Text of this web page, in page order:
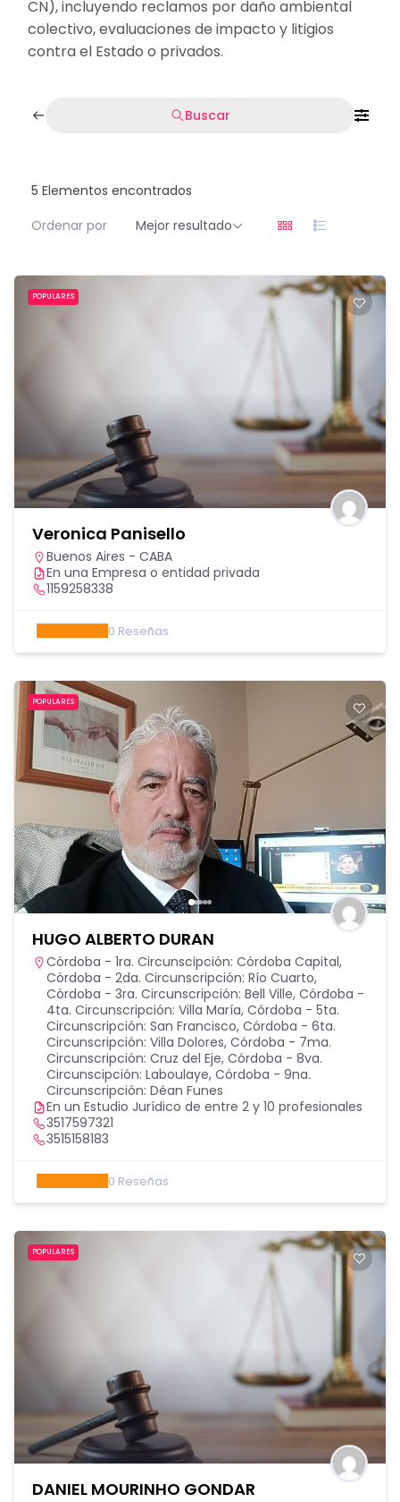
CN), incluyendo reclamos por daño ambiental
colectivo, evaluaciones de impacto y litigios
contra el Estado o privados.
Buscar
5 Elementos encontrados
Ordenar por
Mejor resultado
POPULARES
Veronica Panisello
Buenos Aires - CABA
En una Empresa o entidad privada
1159258338
0 Reseñas
POPULARES
HUGO ALBERTO DURAN
Córdoba - 1ra. Circunscipción: Córdoba Capital,
Córdoba - 2da. Circunscripción: Río Cuarto,
Córdoba - 3ra. Circunscripción: Bell Ville, Córdoba -
4ta. Circunscripción: Villa María, Córdoba - 5ta.
Circunscripción: San Francisco, Córdoba - 6ta.
Circunscripción: Villa Dolores, Córdoba - 7ma.
Circunscripción: Cruz del Eje, Córdoba - 8va.
Circunscipción: Laboulaye, Córdoba - 9na.
Circunscripción: Déan Funes
En un Estudio Jurídico de entre 2 y 10 profesionales
3517597321
3515158183
0 Reseñas
POPULARES
DANIEL MOURINHO GONDAR